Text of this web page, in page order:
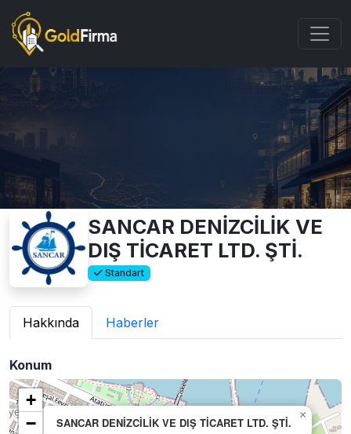
SANCAR DENİZCİLİK VE
DIŞ TİCARET LTD. ŞTİ.
Standart
Hakkında Haberler
Konum
SANCAR DENİZCİLİK VE DIŞ TİCARET LTD. ŞTİ.
×
+
−